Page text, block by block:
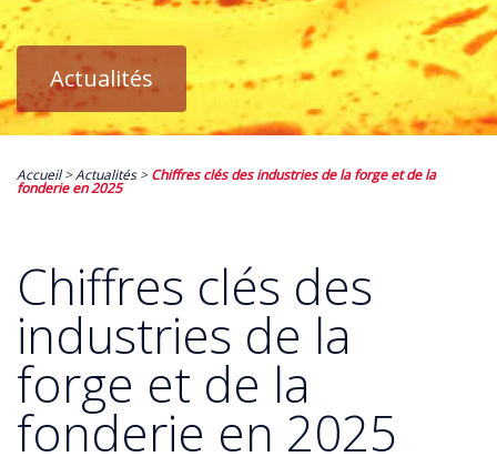
Actualités
Accueil>Actualités>Chiffres clés des industries de la forge et de la
fonderie en 2025
Chiffres clés des
industries de la
forge et de la
fonderie en 2025